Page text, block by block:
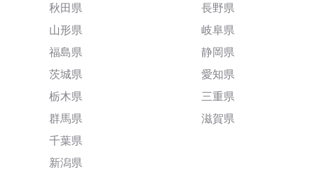
秋田県
山形県
福島県
茨城県
栃木県
群馬県
千葉県
新潟県
長野県
岐阜県
静岡県
愛知県
三重県
滋賀県